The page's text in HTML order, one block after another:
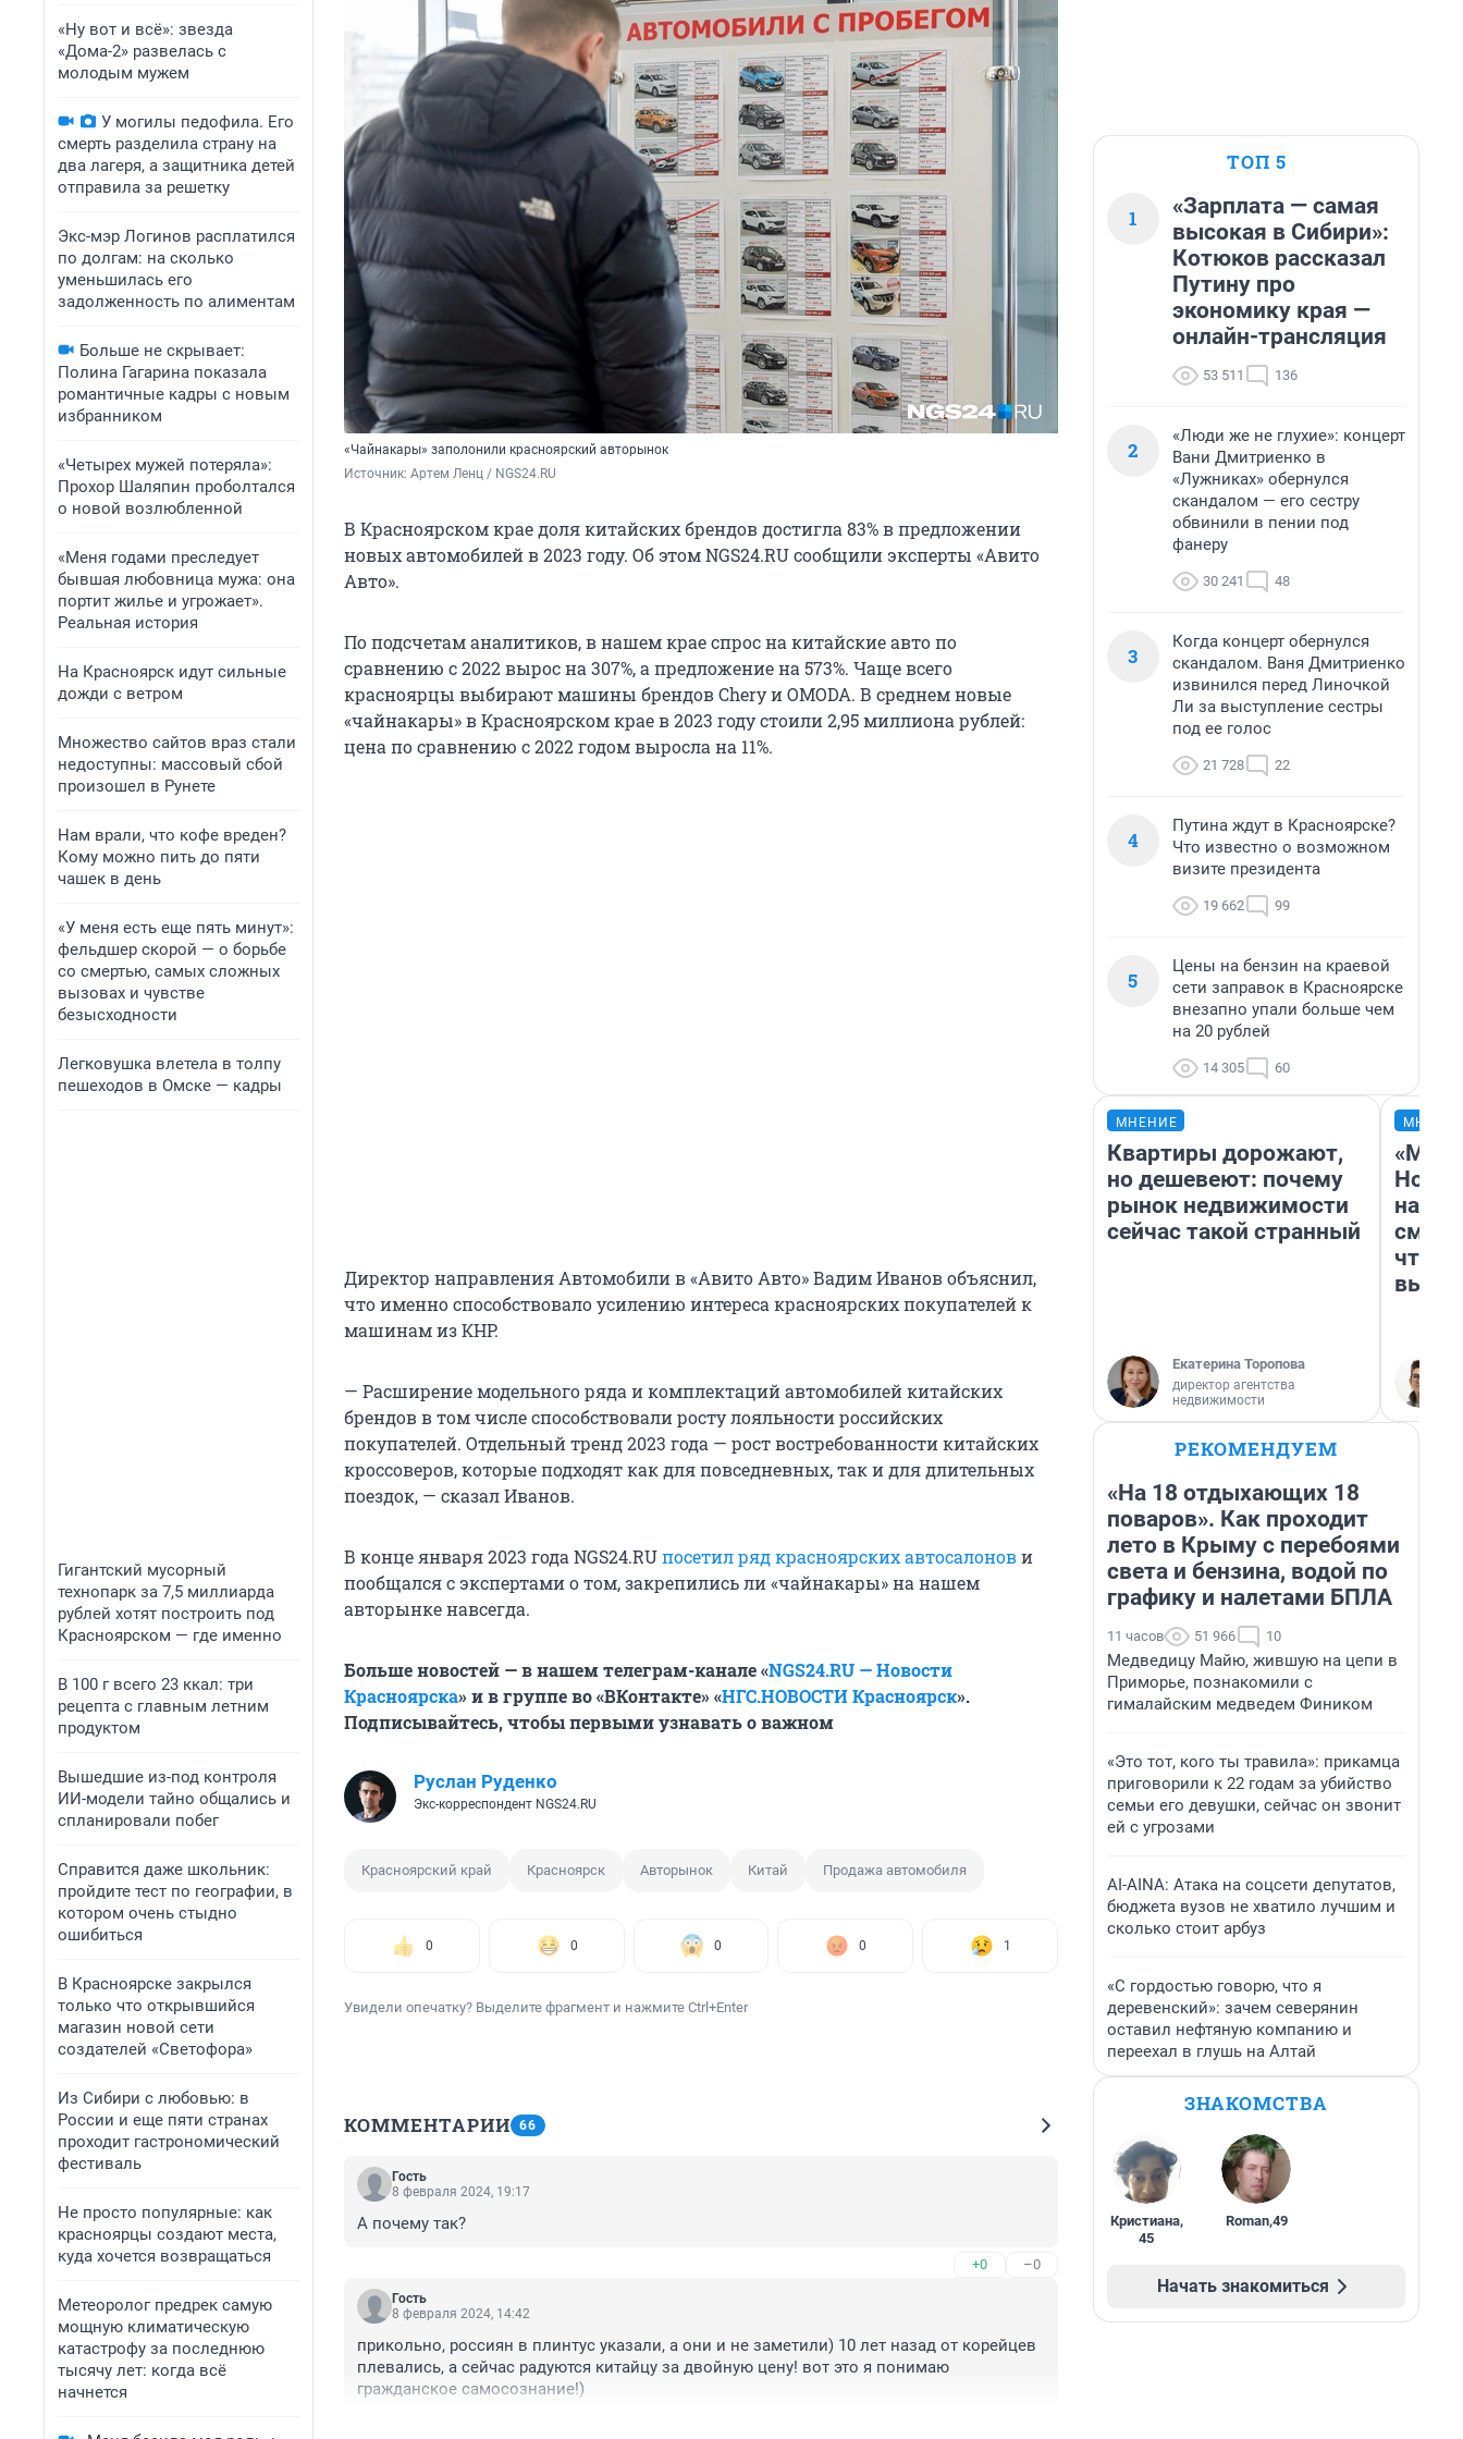
«Ну вот и всё»: звезда
«Дома-2» развелась с
молодым мужем
У могилы педофила. Его
смерть разделила страну на
два лагеря, а защитника детей
отправила за решетку
Экс-мэр Логинов расплатился
по долгам: на сколько
уменьшилась его
задолженность по алиментам
Больше не скрывает:
Полина Гагарина показала
романтичные кадры с новым
избранником
«Четырех мужей потеряла»:
Прохор Шаляпин проболтался
о новой возлюбленной
«Меня годами преследует
бывшая любовница мужа: она
портит жилье и угрожает».
Реальная история
На Красноярск идут сильные
дожди с ветром
Множество сайтов враз стали
недоступны: массовый сбой
произошел в Рунете
Нам врали, что кофе вреден?
Кому можно пить до пяти
чашек в день
«У меня есть еще пять минут»:
фельдшер скорой — о борьбе
со смертью, самых сложных
вызовах и чувстве
безысходности
Легковушка влетела в толпу
пешеходов в Омске — кадры
Гигантский мусорный
технопарк за 7,5 миллиарда
рублей хотят построить под
Красноярском — где именно
В 100 г всего 23 ккал: три
рецепта с главным летним
продуктом
Вышедшие из-под контроля
ИИ-модели тайно общались и
спланировали побег
Справится даже школьник:
пройдите тест по географии, в
котором очень стыдно
ошибиться
В Красноярске закрылся
только что открывшийся
магазин новой сети
создателей «Светофора»
Из Сибири с любовью: в
России и еще пяти странах
проходит гастрономический
фестиваль
Не просто популярные: как
красноярцы создают места,
куда хочется возвращаться
Метеоролог предрек самую
мощную климатическую
катастрофу за последнюю
тысячу лет: когда всё
начнется
«Чайнакары» заполонили красноярский авторынок
Источник: Артем Ленц / NGS24.RU
В Красноярском крае доля китайских брендов достигла 83% в предложении
новых автомобилей в 2023 году. Об этом NGS24.RU сообщили эксперты «Авито
Авто».
По подсчетам аналитиков, в нашем крае спрос на китайские авто по
сравнению с 2022 вырос на 307%, а предложение на 573%. Чаще всего
красноярцы выбирают машины брендов Chery и OMODA. В среднем новые
«чайнакары» в Красноярском крае в 2023 году стоили 2,95 миллиона рублей:
цена по сравнению с 2022 годом выросла на 11%.
Директор направления Автомобили в «Авито Авто» Вадим Иванов объяснил,
что именно способствовало усилению интереса красноярских покупателей к
машинам из КНР.
— Расширение модельного ряда и комплектаций автомобилей китайских
брендов в том числе способствовали росту лояльности российских
покупателей. Отдельный тренд 2023 года — рост востребованности китайских
кроссоверов, которые подходят как для повседневных, так и для длительных
поездок, — сказал Иванов.
В конце января 2023 года NGS24.RUпосетил ряд красноярских автосалонови
пообщался с экспертами о том, закрепились ли «чайнакары» на нашем
авторынке навсегда.
Больше новостей — в нашем телеграм-канале «NGS24.RU — Новости
Красноярска» и в группе во «ВКонтакте» «НГС.НОВОСТИ Красноярск».
Подписывайтесь, чтобы первыми узнавать о важном
Руслан Руденко
Экс-корреспондент NGS24.RU
Красноярский край Красноярск Авторынок Китай Продажа автомобиля
0 0 0 0 1
Увидели опечатку? Выделите фрагмент и нажмите Ctrl+Enter
КОММЕНТАРИИ 66
Гость
8 февраля 2024, 19:17
А почему так?
+0 –0
Гость
8 февраля 2024, 14:42
прикольно, россиян в плинтус указали, а они и не заметили) 10 лет назад от корейцев
плевались, а сейчас радуются китайцу за двойную цену! вот это я понимаю
гражданское самосознание!)
ТОП 5
1
«Зарплата — самая
высокая в Сибири»:
Котюков рассказал
Путину про
экономику края —
онлайн-трансляция
53 511 136
2
«Люди же не глухие»: концерт
Вани Дмитриенко в
«Лужниках» обернулся
скандалом — его сестру
обвинили в пении под
фанеру
30 241 48
3
Когда концерт обернулся
скандалом. Ваня Дмитриенко
извинился перед Линочкой
Ли за выступление сестры
под ее голос
21 728 22
4
Путина ждут в Красноярске?
Что известно о возможном
визите президента
19 662 99
5
Цены на бензин на краевой
сети заправок в Красноярске
внезапно упали больше чем
на 20 рублей
14 305 60
МНЕНИЕ
Квартиры дорожают,
но дешевеют: почему
рынок недвижимости
сейчас такой странный
Екатерина Торопова
директор агентства
недвижимости
«Мы
РЕКОМЕНДУЕМ
«На 18 отдыхающих 18
поваров». Как проходит
лето в Крыму с перебоями
света и бензина, водой по
графику и налетами БПЛА
11 часов 51 966 10
Медведицу Майю, жившую на цепи в
Приморье, познакомили с
гималайским медведем Фиником
«Это тот, кого ты травила»: прикамца
приговорили к 22 годам за убийство
семьи его девушки, сейчас он звонит
ей с угрозами
AI-AINA: Атака на соцсети депутатов,
бюджета вузов не хватило лучшим и
сколько стоит арбуз
«С гордостью говорю, что я
деревенский»: зачем северянин
оставил нефтяную компанию и
переехал в глушь на Алтай
ЗНАКОМСТВА
Кристиана,
45
Roman,49
Начать знакомиться